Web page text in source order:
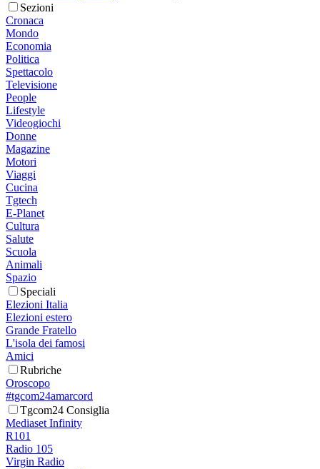
Sezioni
Cronaca
Mondo
Economia
Politica
Spettacolo
Televisione
People
Lifestyle
Videogiochi
Donne
Magazine
Motori
Viaggi
Cucina
Tgtech
E-Planet
Cultura
Salute
Scuola
Animali
Spazio
Speciali
Elezioni Italia
Elezioni estero
Grande Fratello
L'isola dei famosi
Amici
Rubriche
Oroscopo
#tgcom24amarcord
Tgcom24 Consiglia
Mediaset Infinity
R101
Radio 105
Virgin Radio